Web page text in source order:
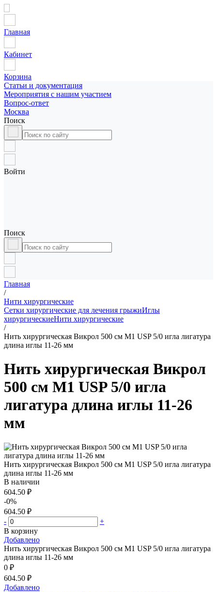
Главная
Кабинет
Корзина
Статьи и документация
Мероприятия с нашим участием
Вопрос-ответ
Москва
Поиск
Войти
Поиск
Главная
/
Нити хирургические
Сетки хирургические для лечения грыжиИглы
хирургическиеНити хирургические
/
Нить хирургическая Викрол 500 см М1 USP 5/0 игла лигатура
длина иглы 11-26 мм
Нить хирургическая Викрол
500 см М1 USP 5/0 игла
лигатура длина иглы 11-26
мм
Нить хирургическая Викрол 500 см М1 USP 5/0 игла лигатура
длина иглы 11-26 мм
В наличии
604.50 ₽
-0%
604.50 ₽
-
+
В корзину
Добавлено
Нить хирургическая Викрол 500 см М1 USP 5/0 игла лигатура
длина иглы 11-26 мм
0 ₽
604.50 ₽
Добавлено